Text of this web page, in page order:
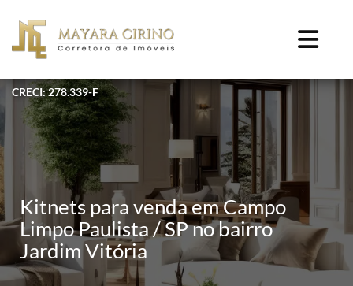
CRECI: 278.339-F
Kitnets para venda em Campo
Limpo Paulista / SP no bairro
Jardim Vitória